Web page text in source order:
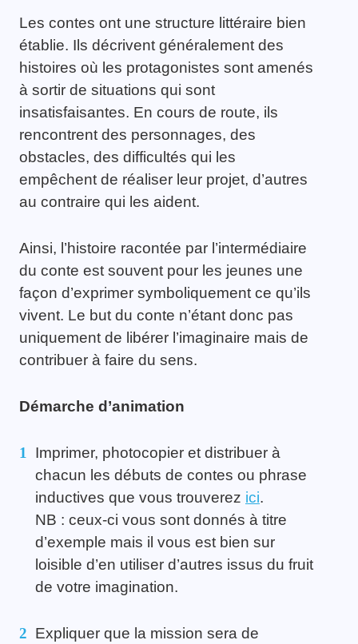
Les contes ont une structure littéraire bien
établie. Ils décrivent généralement des
histoires où les protagonistes sont amenés
à sortir de situations qui sont
insatisfaisantes. En cours de route, ils
rencontrent des personnages, des
obstacles, des difficultés qui les
empêchent de réaliser leur projet, d’autres
au contraire qui les aident.
Ainsi, l’histoire racontée par l’intermédiaire
du conte est souvent pour les jeunes une
façon d’exprimer symboliquement ce qu’ils
vivent. Le but du conte n’étant donc pas
uniquement de libérer l’imaginaire mais de
contribuer à faire du sens.
Démarche d’animation
Imprimer, photocopier et distribuer à
chacun les débuts de contes ou phrase
inductives que vous trouverez ici.
NB : ceux-ci vous sont donnés à titre
d’exemple mais il vous est bien sur
loisible d’en utiliser d’autres issus du fruit
de votre imagination.
Expliquer que la mission sera de